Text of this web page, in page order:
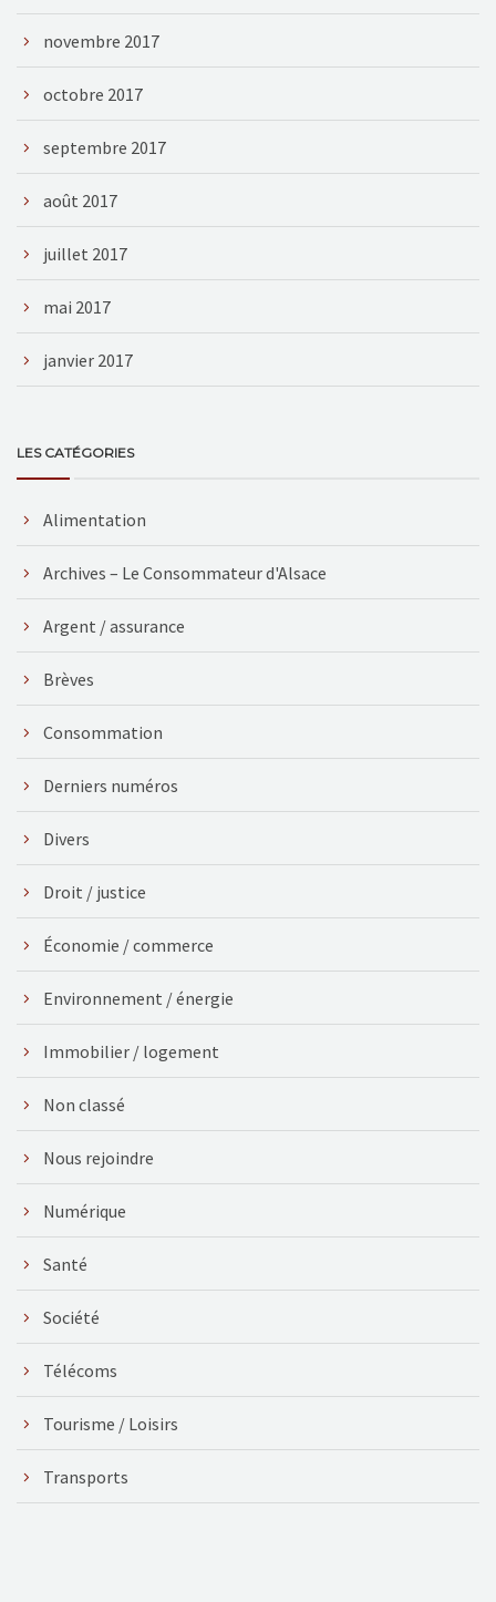
novembre 2017
octobre 2017
septembre 2017
août 2017
juillet 2017
mai 2017
janvier 2017
LES CATÉGORIES
Alimentation
Archives – Le Consommateur d'Alsace
Argent / assurance
Brèves
Consommation
Derniers numéros
Divers
Droit / justice
Économie / commerce
Environnement / énergie
Immobilier / logement
Non classé
Nous rejoindre
Numérique
Santé
Société
Télécoms
Tourisme / Loisirs
Transports